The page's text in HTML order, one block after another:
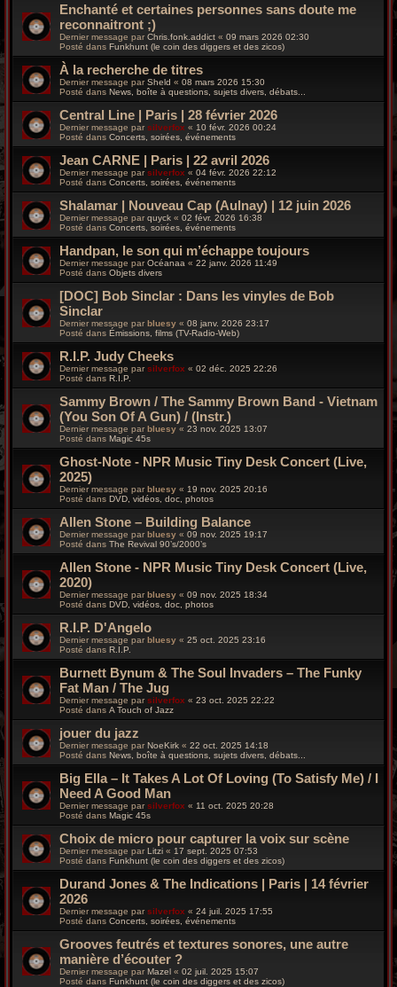
Enchanté et certaines personnes sans doute me
reconnaitront ;)
Dernier message par Chris.fonk.addict « 09 mars 2026 02:30
Posté dans Funkhunt (le coin des diggers et des zicos)
À la recherche de titres
Dernier message parSheld « 08 mars 2026 15:30
Posté dans News, boîte à questions, sujets divers, débats...
Central Line | Paris | 28 février 2026
Dernier message par silverfox « 10 févr. 2026 00:24
Posté dans Concerts, soirées, événements
Jean CARNE | Paris | 22 avril 2026
Dernier message parsilverfox « 04 févr. 2026 22:12
Posté dans Concerts, soirées, événements
Shalamar | Nouveau Cap (Aulnay) | 12 juin 2026
Dernier message par quyck « 02 févr. 2026 16:38
Posté dans Concerts, soirées, événements
Handpan, le son qui m’échappe toujours
Dernier message parOcéanaa « 22 janv. 2026 11:49
Posté dans Objets divers
[DOC] Bob Sinclar : Dans les vinyles de Bob
Sinclar
Dernier message par bluesy « 08 janv. 2026 23:17
Posté dans Émissions, films (TV-Radio-Web)
R.I.P. Judy Cheeks
Dernier message parsilverfox « 02 déc. 2025 22:26
Posté dans R.I.P.
Sammy Brown / The Sammy Brown Band - Vietnam
(You Son Of A Gun) / (Instr.)
Dernier message par bluesy « 23 nov. 2025 13:07
Posté dans Magic 45s
Ghost-Note - NPR Music Tiny Desk Concert (Live,
2025)
Dernier message par bluesy « 19 nov. 2025 20:16
Posté dans DVD, vidéos, doc, photos
Allen Stone – Building Balance
Dernier message par bluesy « 09 nov. 2025 19:17
Posté dans The Revival 90’s/2000’s
Allen Stone - NPR Music Tiny Desk Concert (Live,
2020)
Dernier message par bluesy « 09 nov. 2025 18:34
Posté dans DVD, vidéos, doc, photos
R.I.P. D'Angelo
Dernier message par bluesy « 25 oct. 2025 23:16
Posté dans R.I.P.
Burnett Bynum & The Soul Invaders – The Funky
Fat Man / The Jug
Dernier message par silverfox « 23 oct. 2025 22:22
Posté dans A Touch of Jazz
jouer du jazz
Dernier message par NoeKirk « 22 oct. 2025 14:18
Posté dans News, boîte à questions, sujets divers, débats...
Big Ella – It Takes A Lot Of Loving (To Satisfy Me) / I
Need A Good Man
Dernier message par silverfox « 11 oct. 2025 20:28
Posté dans Magic 45s
Choix de micro pour capturer la voix sur scène
Dernier message par Litzi « 17 sept. 2025 07:53
Posté dans Funkhunt (le coin des diggers et des zicos)
Durand Jones & The Indications | Paris | 14 février
2026
Dernier message par silverfox « 24 juil. 2025 17:55
Posté dans Concerts, soirées, événements
Grooves feutrés et textures sonores, une autre
manière d’écouter ?
Dernier message par Mazel « 02 juil. 2025 15:07
Posté dans Funkhunt (le coin des diggers et des zicos)